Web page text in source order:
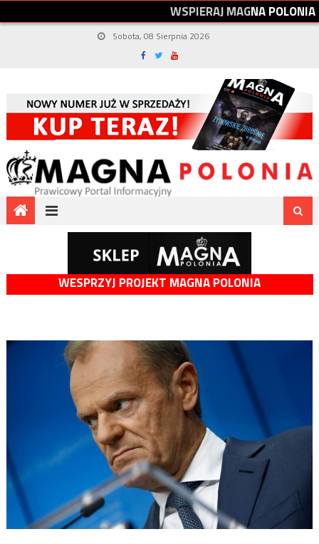
WSPIERAJMAGNAPOLONIA
Sobota, 08 Sierpnia 2026
WESPRZYJ PROJEKT MAGNA POLONIA